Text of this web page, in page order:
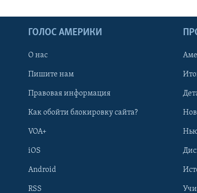
ГОЛОС АМЕРИКИ
О нас
Пишите нам
Правовая информация
Как обойти блокировку сайта?
VOA+
iOS
Android
RSS